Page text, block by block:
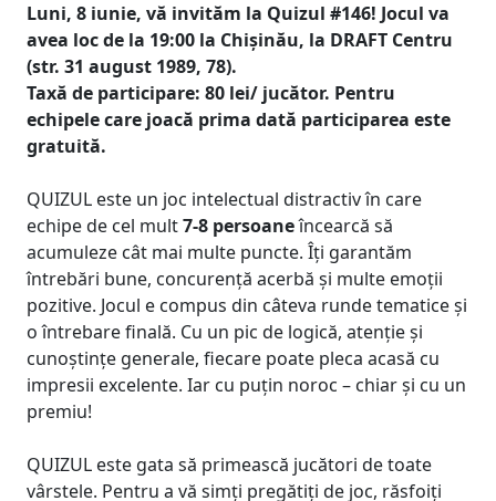
Luni, 8 iunie, vă invităm la Quizul #146! Jocul va
avea loc de la 19:00 la Chișinău, la DRAFT Centru
(str. 31 august 1989, 78).
Taxă de participare: 80 lei/ jucător. Pentru
echipele care joacă prima dată participarea este
gratuită.
QUIZUL este un joc intelectual distractiv în care
echipe de cel mult7-8 persoaneîncearcă să
acumuleze cât mai multe puncte. Îți garantăm
întrebări bune, concurență acerbă și multe emoții
pozitive. Jocul e compus din câteva runde tematice și
o întrebare finală. Cu un pic de logică, atenție și
cunoștințe generale, fiecare poate pleca acasă cu
impresii excelente. Iar cu puțin noroc – chiar și cu un
premiu!
QUIZUL este gata să primească jucători de toate
vârstele. Pentru a vă simți pregătiți de joc, răsfoiți